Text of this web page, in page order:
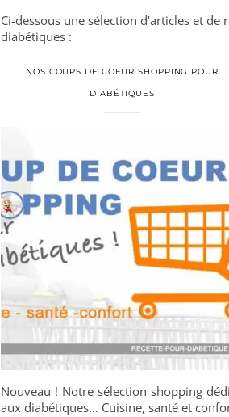
Ci-dessous une sélection d'articles et
diabétiques :
NOS COUPS DE COEUR SHOPPING POUR
DIABÉTIQUES
Nouveau ! Notre sélection shopping
aux diabétiques… Cuisine, santé et